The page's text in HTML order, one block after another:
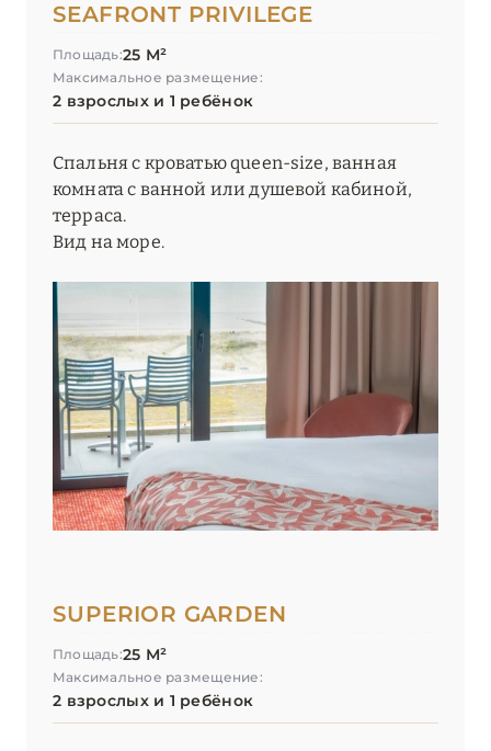
SEAFRONT PRIVILEGE
Площадь:25 М²
Максимальное размещение:
2 взрослых и 1 ребёнок
Спальня с кроватью queen-size, ванная
комната с ванной или душевой кабиной,
терраса.
Вид на море.
SUPERIOR GARDEN
Площадь:25 М²
Максимальное размещение:
2 взрослых и 1 ребёнок